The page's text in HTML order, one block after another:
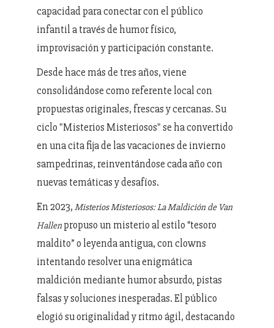
capacidad para conectar con el público
infantil a través de humor físico,
improvisación y participación constante.
Desde hace más de tres años, viene
consolidándose como referente local con
propuestas originales, frescas y cercanas. Su
ciclo "Misterios Misteriosos" se ha convertido
en una cita fija de las vacaciones de invierno
sampedrinas, reinventándose cada año con
nuevas temáticas y desafíos.
En 2023, Misterios Misteriosos: La Maldición de Van
Hallen propuso un misterio al estilo “tesoro
maldito” o leyenda antigua, con clowns
intentando resolver una enigmática
maldición mediante humor absurdo, pistas
falsas y soluciones inesperadas. El público
elogió su originalidad y ritmo ágil, destacando